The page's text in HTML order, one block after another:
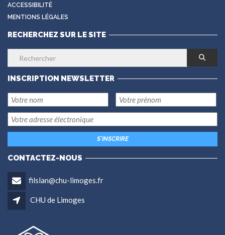
ACCESSIBILITÉ
MENTIONS LÉGALES
RECHERCHEZ SUR LE SITE
INSCRIPTION NEWSLETTER
CONTACTEZ-NOUS
filslan@chu-limoges.fr
CHU de Limoges